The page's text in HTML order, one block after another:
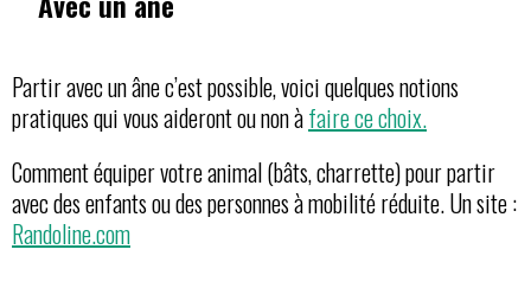
Partir avec un âne c’est possible, voici quelques notions
pratiques qui vous aideront ou non àfaire ce choix.
Comment équiper votre animal (bâts, charrette) pour partir
avec des enfants ou des personnes à mobilité réduite. Un site :
Randoline.com